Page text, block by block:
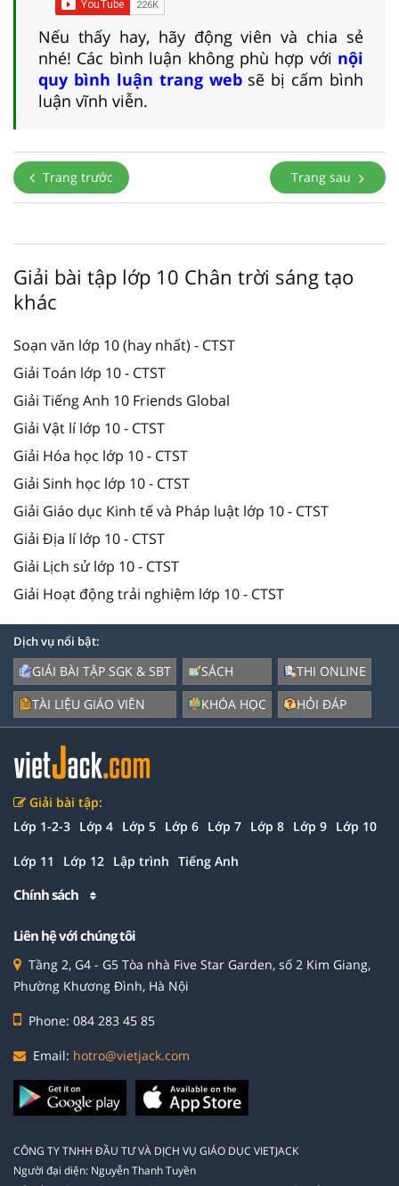
Nếu thấy hay, hãy động viên và chia sẻ
nhé! Các bình luận không phù hợp với nội
quy bình luận trang websẽ bị cấm bình
luận vĩnh viễn.
Trang trước Trang sau
Giải bài tập lớp 10 Chân trời sáng tạo
khác
Soạn văn lớp 10 (hay nhất) - CTST
Giải Toán lớp 10 - CTST
Giải Tiếng Anh 10 Friends Global
Giải Vật lí lớp 10 - CTST
Giải Hóa học lớp 10 - CTST
Giải Sinh học lớp 10 - CTST
Giải Giáo dục Kinh tế và Pháp luật lớp 10 - CTST
Giải Địa lí lớp 10 - CTST
Giải Lịch sử lớp 10 - CTST
Giải Hoạt động trải nghiệm lớp 10 - CTST
Dịch vụ nổi bật:
GIẢI BÀI TẬP SGK & SBT
TÀI LIỆU GIÁO VIÊN
SÁCH
KHÓA HỌC
THI ONLINE
HỎI ĐÁP
Giải bài tập:
Lớp 1-2-3 Lớp 4 Lớp 5 Lớp 6 Lớp 7 Lớp 8 Lớp 9 Lớp 10
Lớp 11 Lớp 12 Lập trình Tiếng Anh
Chính sách
Liên hệ với chúng tôi
Tầng 2, G4 - G5 Tòa nhà Five Star Garden, số 2 Kim Giang,
Phường Khương Đình, Hà Nội
Phone: 084 283 45 85
Email: hotro@vietjack.com
CÔNG TY TNHH ĐẦU TƯ VÀ DỊCH VỤ GIÁO DỤC VIETJACK
Người đại diện: Nguyễn Thanh Tuyền